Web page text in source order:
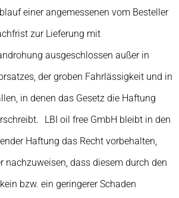
einer angemessenen vom Besteller
zur Lieferung mit
ausgeschlossen außer in
der groben Fahrlässigkeit und in
in denen das Gesetz die Haftung
LBI oil free GmbH bleibt in den
Haftung das Recht vorbehalten,
nachzuweisen, dass diesem durch den
bzw. ein geringerer Schaden